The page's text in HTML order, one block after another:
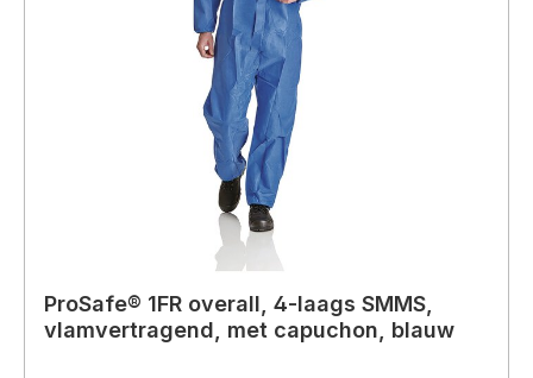
ProSafe® 1FR overall, 4-laags SMMS,
vlamvertragend, met capuchon, blauw